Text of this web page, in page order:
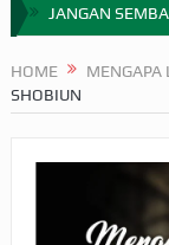
JANGAN
MIMPI YANG
SEBELUM TIBA
HAKIKAT
HOME
MENGAPA
SHOBIUN